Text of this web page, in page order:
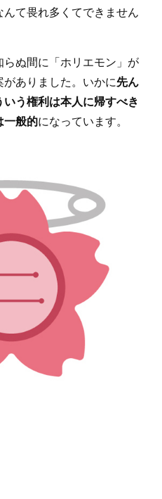
て畏れ多くてできません
らぬ間に「ホリエモン」が
ありました。いかに先ん
う権利は本人に帰すべき
一般的になっています。